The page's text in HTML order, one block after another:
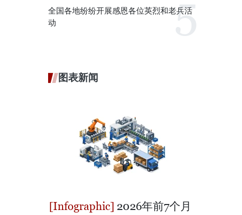
全国各地纷纷开展感恩各位英烈和老兵活
动
图表新闻
2026年前7个月